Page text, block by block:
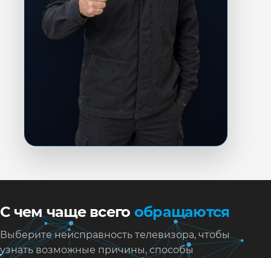
С чем чаще всего обращаются
Выберите неисправность телевизора, чтобы
узнать возможные причины, способы